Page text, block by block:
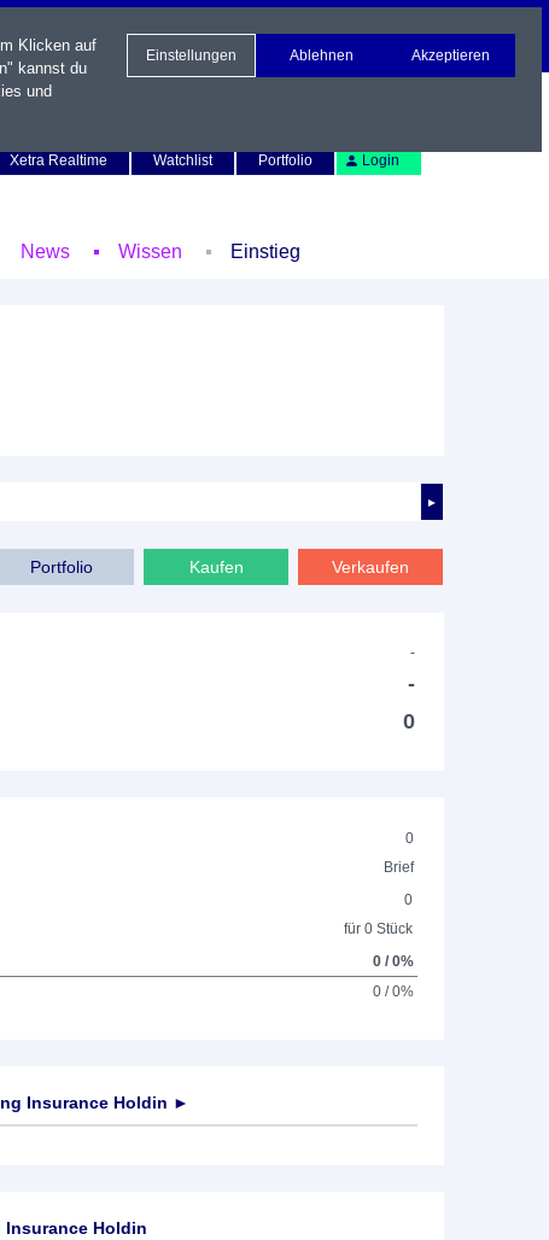
Xetra Realtime
Watchlist Portfolio Login
News Wissen Einstieg
►
Portfolio Kaufen Verkaufen
-
-
0
0
Brief
0
für 0 Stück
0 / 0%
0 / 0%
Insurance Holdin ►
Insurance Holdin
Klicken auf
kannst du
und
Einstellungen Ablehnen Akzeptieren